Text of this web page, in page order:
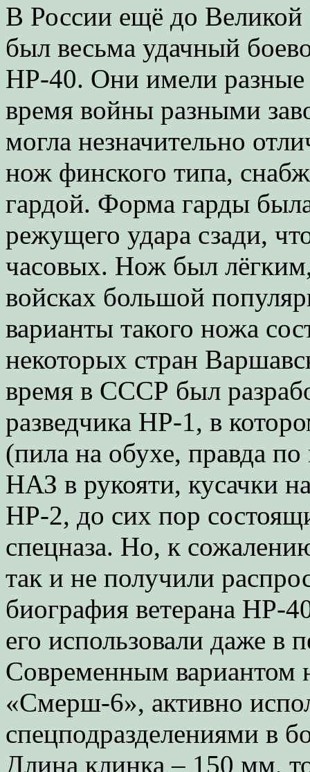
В России ещё до
был весьма удачный
НР-40. Они имели разные
время войны разными
могла незначительно
нож финского типа,
гардой. Форма гарды
режущего удара сзади,
часовых. Нож был
войсках большой
варианты такого ножа
некоторых стран
время в СССР был
разведчика НР-1, в
(пила на обухе, правда
НАЗ в рукояти, кусачки
НР-2, до сих пор
спецназа. Но, к
так и не получили
биография ветерана НР-
его использовали даже в
Современным вариантом
«Смерш-6», активно
спецподразделениями в
Длина клинка – 150 мм,